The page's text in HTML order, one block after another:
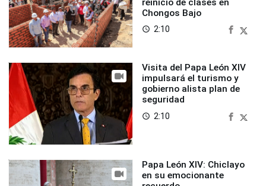
reinicio de clases en
Chongos Bajo
access_time 2:10
Visita del Papa León XIV
impulsará el turismo y
gobierno alista plan de
seguridad
access_time 2:10
Papa León XIV: Chiclayo
en su emocionante